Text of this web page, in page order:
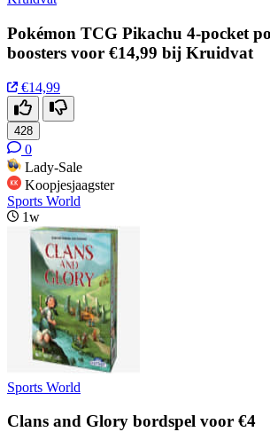
Pokémon TCG Pikachu 4-pocket
boosters voor €14,99 bij Kruidvat
€14,99
428
0
Lady-Sale
Koopjesjaagster
Sports World
1w
Sports World
Clans and Glory bordspel voor €4